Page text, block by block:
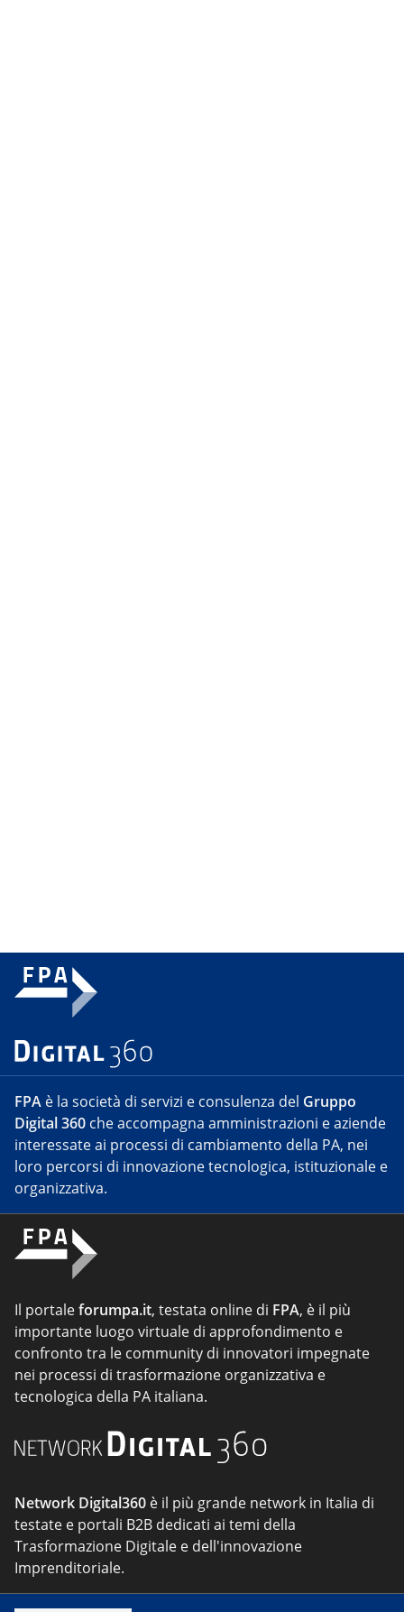
FPA è la società di servizi e consulenza del Gruppo
Digital 360 che accompagna amministrazioni e aziende
interessate ai processi di cambiamento della PA, nei
loro percorsi di innovazione tecnologica, istituzionale e
organizzativa.
Il portaleforumpa.it, testata online di FPA, è il più
importante luogo virtuale di approfondimento e
confronto tra le community di innovatori impegnate
nei processi di trasformazione organizzativa e
tecnologica della PA italiana.
Network Digital360 è il più grande network in Italia di
testate e portali B2B dedicati ai temi della
Trasformazione Digitale e dell'innovazione
Imprenditoriale.